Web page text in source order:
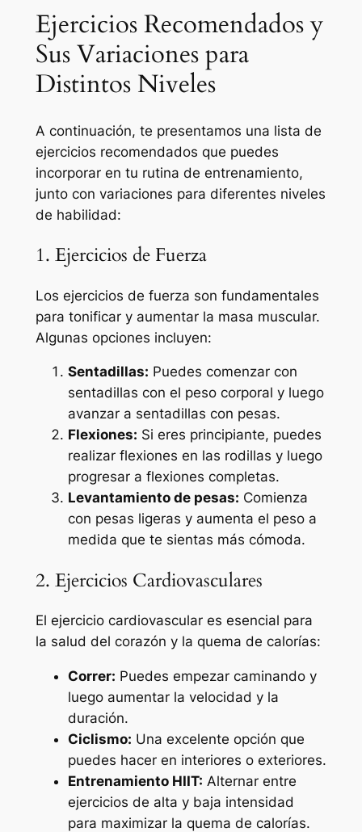
Ejercicios Recomendados y
Sus Variaciones para
Distintos Niveles
A continuación, te presentamos una lista de
ejercicios recomendados que puedes
incorporar en tu rutina de entrenamiento,
junto con variaciones para diferentes niveles
de habilidad:
1. Ejercicios de Fuerza
Los ejercicios de fuerza son fundamentales
para tonificar y aumentar la masa muscular.
Algunas opciones incluyen:
Sentadillas: Puedes comenzar con
sentadillas con el peso corporal y luego
avanzar a sentadillas con pesas.
Flexiones: Si eres principiante, puedes
realizar flexiones en las rodillas y luego
progresar a flexiones completas.
Levantamiento de pesas: Comienza
con pesas ligeras y aumenta el peso a
medida que te sientas más cómoda.
2. Ejercicios Cardiovasculares
El ejercicio cardiovascular es esencial para
la salud del corazón y la quema de calorías:
Correr: Puedes empezar caminando y
luego aumentar la velocidad y la
duración.
Ciclismo: Una excelente opción que
puedes hacer en interiores o exteriores.
Entrenamiento HIIT: Alternar entre
ejercicios de alta y baja intensidad
para maximizar la quema de calorías.